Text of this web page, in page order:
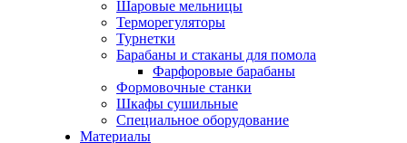
Шаровые мельницы
Терморегуляторы
Турнетки
Барабаны и стаканы для помола
Фарфоровые барабаны
Формовочные станки
Шкафы сушильные
Специальное оборудование
Материалы